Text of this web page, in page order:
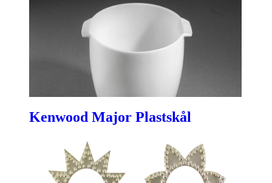
Kenwood Major Plastskål